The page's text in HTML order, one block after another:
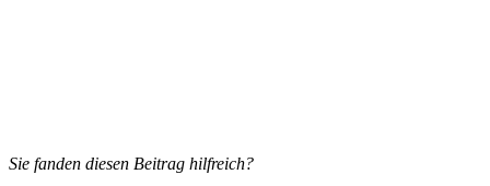
Sie fanden diesen Beitrag hilfreich?